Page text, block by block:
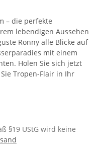
– die perfekte
lebendigen Aussehen
Ronny alle Blicke auf
mit einem
Holen Sie sich jetzt
Tropen-Flair in Ihr
§19 UStG wird keine